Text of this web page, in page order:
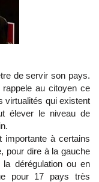
de servir son pays.
au citoyen ce
virtualités qui existent
élever le niveau de
importante à certains
pour dire à la gauche
dérégulation ou en
pour 17 pays très